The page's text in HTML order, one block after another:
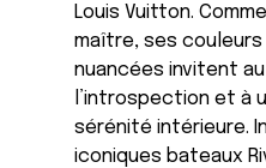
Louis Vuitton.
maître, ses
nuancées invitent
l’introspection et à
sérénité intérieure.
iconiques bateaux